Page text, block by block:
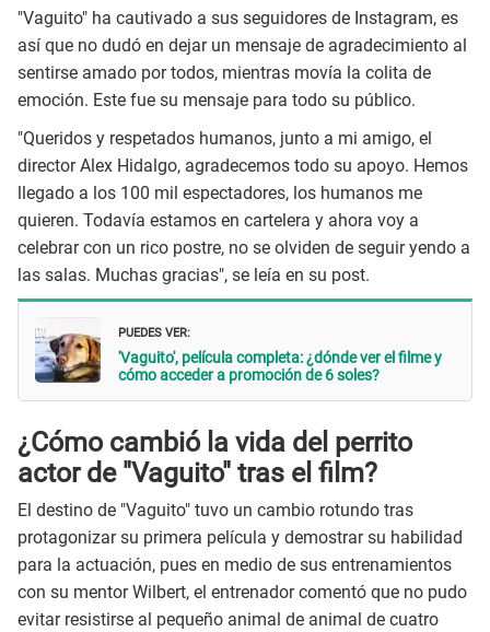
"Vaguito" ha cautivado a sus seguidores de Instagram, es
así que no dudó en dejar un mensaje de agradecimiento al
sentirse amado por todos, mientras movía la colita de
emoción. Este fue su mensaje para todo su público.
"Queridos y respetados humanos, junto a mi amigo, el
director Alex Hidalgo, agradecemos todo su apoyo. Hemos
llegado a los 100 mil espectadores, los humanos me
quieren. Todavía estamos en cartelera y ahora voy a
celebrar con un rico postre, no se olviden de seguir yendo a
las salas. Muchas gracias", se leía en su post.
PUEDES VER:
'Vaguito', película completa: ¿dónde ver el filme y
cómo acceder a promoción de 6 soles?
¿Cómo cambió la vida del perrito
actor de "Vaguito" tras el film?
El destino de "Vaguito" tuvo un cambio rotundo tras
protagonizar su primera película y demostrar su habilidad
para la actuación, pues en medio de sus entrenamientos
con su mentor Wilbert, el entrenador comentó que no pudo
evitar resistirse al pequeño animal de animal de cuatro